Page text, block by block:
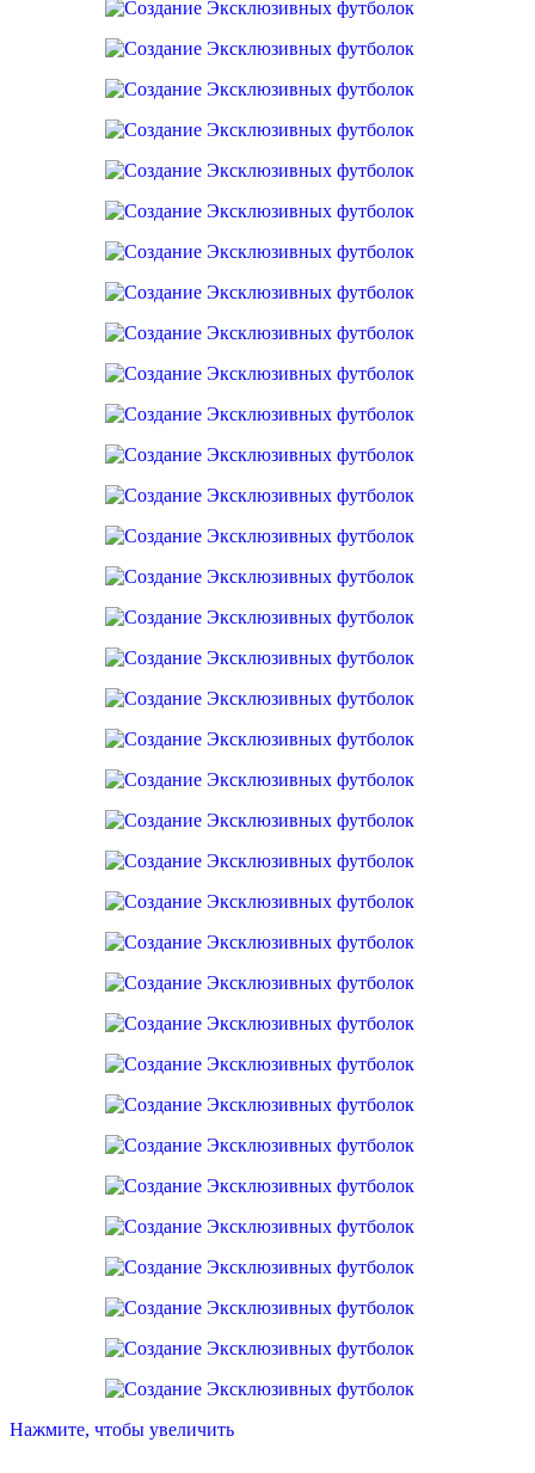
Нажмите, чтобы увеличить